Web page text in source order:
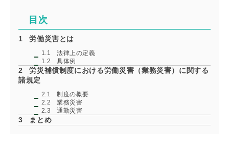
目次
1 労働災害とは
1.1
法律上の定義
1.2
具体例
2
労災補償制度における労働災害（業務災害）に関する
諸規定
2.1
制度の概要
2.2
業務災害
2.3
通勤災害
3 まとめ